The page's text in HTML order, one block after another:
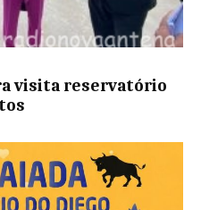
visita reservatório